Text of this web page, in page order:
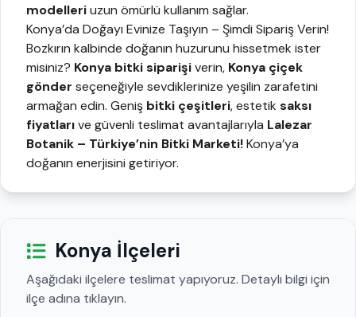
modelleriuzun ömürlü kullanım sağlar.
Konya’da Doğayı Evinize Taşıyın – Şimdi Sipariş Verin!
Bozkırın kalbinde doğanın huzurunu hissetmek ister
misiniz? Konya bitki siparişiverin, Konya çiçek
gönder seçeneğiyle sevdiklerinize yeşilin zarafetini
armağan edin. Geniş bitki çeşitleri, estetik saksı
fiyatlarıve güvenli teslimat avantajlarıyla Lalezar
Botanik – Türkiye’nin Bitki Marketi!Konya’ya
doğanın enerjisini getiriyor.
Konya İlçeleri
Aşağıdaki ilçelere teslimat yapıyoruz. Detaylı bilgi için
ilçe adına tıklayın.